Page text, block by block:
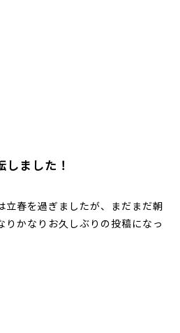
しました！
春を過ぎましたが、まだまだ朝
かなりお久しぶりの投稿になっ